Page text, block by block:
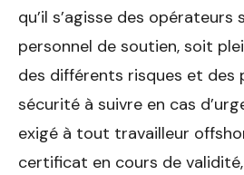
qu’il s’agisse des
personnel de soutien, soit
des différents risques et des
sécurité à suivre en cas
exigé à tout travailleur
certificat en cours de